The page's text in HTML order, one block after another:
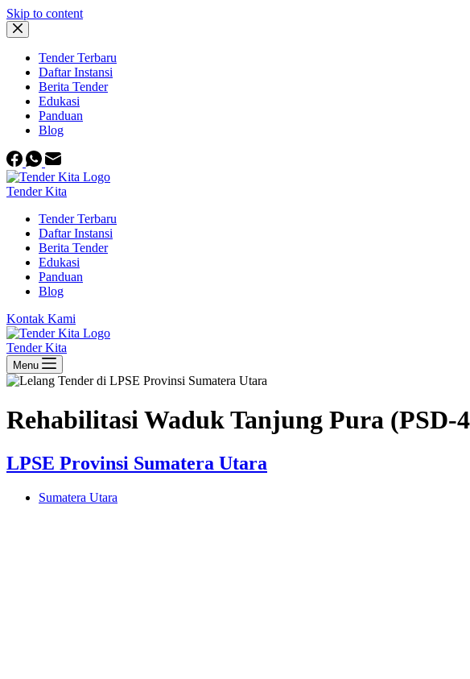
Skip to content
Tender Terbaru
Daftar Instansi
Berita Tender
Edukasi
Panduan
Blog
Tender Kita
Tender Terbaru
Daftar Instansi
Berita Tender
Edukasi
Panduan
Blog
Kontak Kami
Tender Kita
Menu
Rehabilitasi Waduk Tanjung Pura (PSD-
LPSE Provinsi Sumatera Utara
Sumatera Utara